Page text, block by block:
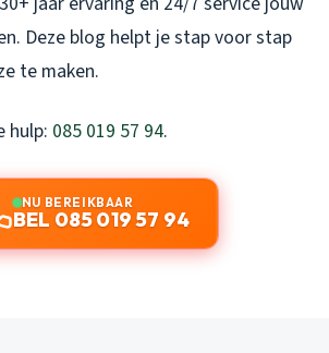
Deze blog helpt je stap voor stap
te maken.
hulp: 085 019 57 94.
NU BEREIKBAAR
BEL 085 019 57 94